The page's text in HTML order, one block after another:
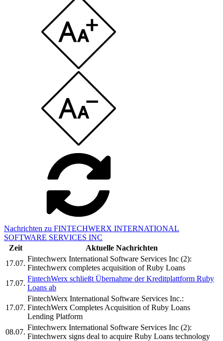
Nachrichten zu FINTECHWERX INTERNATIONAL
SOFTWARE SERVICES INC
Zeit
Aktuelle Nachrichten
17.07.
Fintechwerx International Software Services Inc (2):
Fintechwerx completes acquisition of Ruby Loans
17.07.
FintechWerx schließt Übernahme der Kreditplattform Ruby
Loans ab
17.07.
FintechWerx International Software Services Inc.:
FintechWerx Completes Acquisition of Ruby Loans
Lending Platform
08.07.
Fintechwerx International Software Services Inc (2):
Fintechwerx signs deal to acquire Ruby Loans technology